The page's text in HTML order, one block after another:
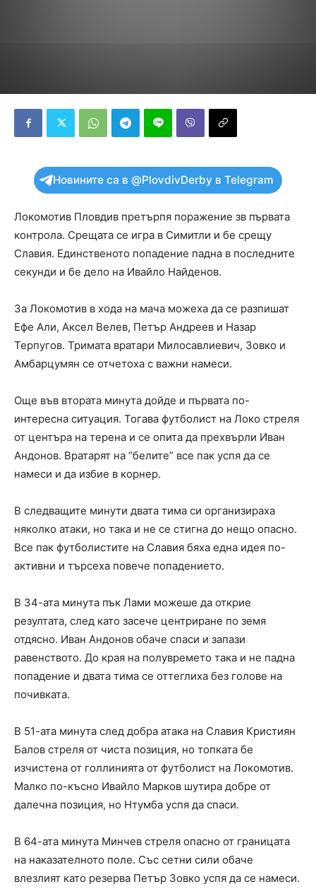
Новините са в @PlovdivDerby в Telegram
Локомотив Пловдив претърпя поражение зв първата
контрола. Срещата се игра в Симитли и бе срещу
Славия. Единственото попадение падна в последните
секунди и бе дело на Ивайло Найденов.
За Локомотив в хода на мача можеха да се разпишат
Ефе Али, Аксел Велев, Петър Андреев и Назар
Терпугов. Тримата вратари Милосавлиевич, Зовко и
Амбарцумян се отчетоха с важни намеси.
Още във втората минута дойде и първата по-
интересна ситуация. Тогава футболист на Локо стреля
от центъра на терена и се опита да прехвърли Иван
Андонов. Вратарят на “белите” все пак успя да се
намеси и да избие в корнер.
В следващите минути двата тима си организираха
няколко атаки, но така и не се стигна до нещо опасно.
Все пак футболистите на Славия бяха една идея по-
активни и търсеха повече попадението.
В 34-ата минута пък Лами можеше да открие
резултата, след като засече центриране по земя
отдясно. Иван Андонов обаче спаси и запази
равенството. До края на полувремето така и не падна
попадение и двата тима се оттеглиха без голове на
почивката.
В 51-ата минута след добра атака на Славия Кристиян
Балов стреля от чиста позиция, но топката бе
изчистена от голлинията от футболист на Локомотив.
Малко по-късно Ивайло Марков шутира добре от
далечна позиция, но Нтумба успя да спаси.
В 64-ата минута Минчев стреля опасно от границата
на наказателното поле. Със сетни сили обаче
влезлият като резерва Петър Зовко успя да се намеси.